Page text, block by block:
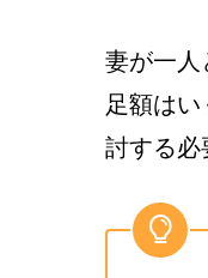
妻が一人
足額は
討する必